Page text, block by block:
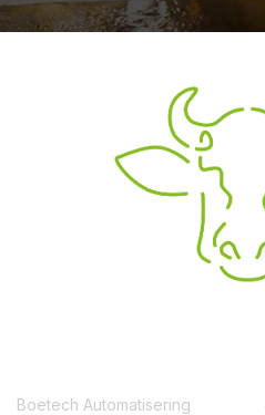
Boetech Automatisering